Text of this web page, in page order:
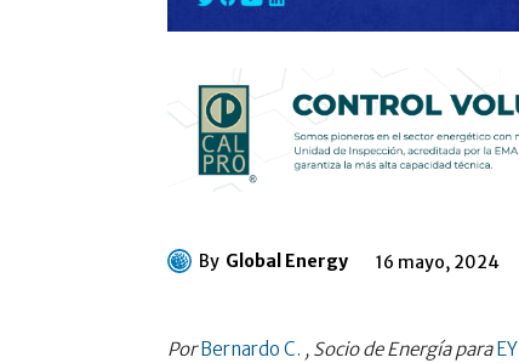
By Global Energy 16 mayo, 2024
Por Bernardo C. , Socio de Energía para EY